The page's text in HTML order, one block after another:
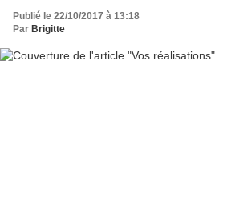
Publié le 22/10/2017 à 13:18
Par Brigitte